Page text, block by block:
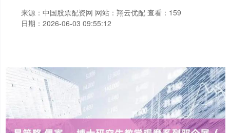
来源：中国股票配资网 网站：翔云优配 查看：159
日期：2026-06-03 09:55:12